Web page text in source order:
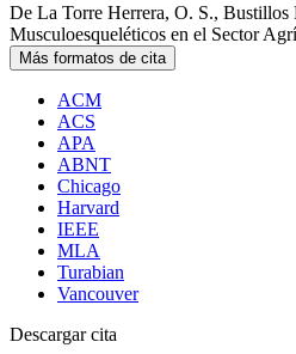
De La Torre Herrera, O. S.,
Musculoesqueléticos en el Sector
Más formatos de cita
ACM
ACS
APA
ABNT
Chicago
Harvard
IEEE
MLA
Turabian
Vancouver
Descargar cita